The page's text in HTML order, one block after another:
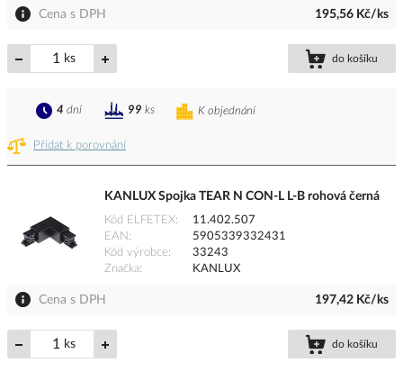
Cena s DPH 195,56 Kč/ks
ks do košíku
Přidat k porovnání
K objednání
4 dní 99 ks
KANLUX Spojka TEAR N CON-L L-B rohová černá
Kód ELFETEX
11.402.507
EAN
5905339332431
Kód výrobce
33243
Značka
KANLUX
Cena s DPH 197,42 Kč/ks
ks do košíku